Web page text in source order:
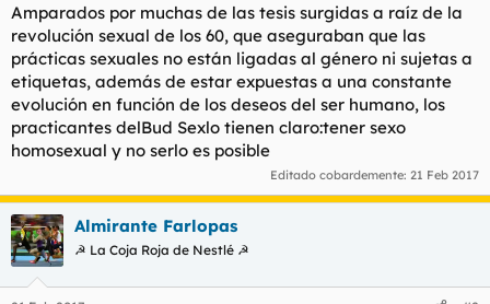
Amparados por muchas de las tesis surgidas a raíz de la
revolución sexual de los 60, que aseguraban que las
prácticas sexuales no están ligadas al género ni sujetas a
etiquetas, además de estar expuestas a una constante
evolución en función de los deseos del ser humano, los
practicantes delBud Sexlo tienen claro:tener sexo
homosexual y no serlo es posible
Editado cobardemente: 21 Feb 2017
Almirante Farlopas
☭ La Coja Roja de Nestlé ☭